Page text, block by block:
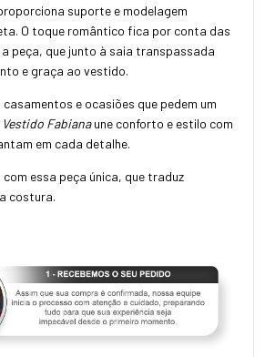
suporte e modelagem
O toque romântico fica por conta das
peça, que junto à saia transpassada
e graça ao vestido.
e ocasiões que pedem um
Vestido Fabianaune conforto e estilo com
em cada detalhe.
com essa peça única, que traduz
costura.